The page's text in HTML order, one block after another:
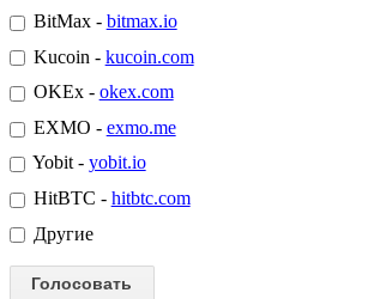
BitMax - bitmax.io
Kucoin - kucoin.com
OKEx - okex.com
EXMO - exmo.me
Yobit - yobit.io
HitBTC - hitbtc.com
Другие